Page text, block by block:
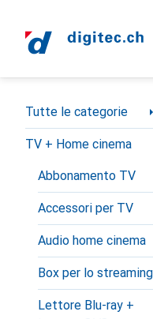
Categoria Navigazione
Tutte le categorie
TV + Home cinema
Abbonamento TV
Accessori per TV
Audio home cinema
Box per lo streaming
Lettore Blu-ray +